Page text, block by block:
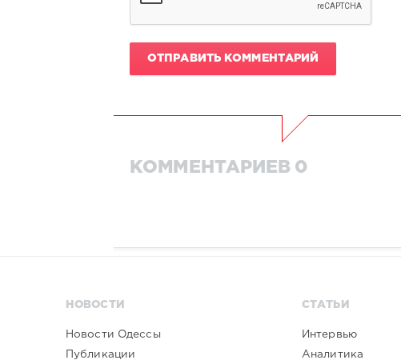
ОТПРАВИТЬ КОММЕНТАРИЙ
КОММЕНТАРИЕВ 0
НОВОСТИ
Новости Одессы
Публикации
СТАТЬИ
Интервью
Аналитика